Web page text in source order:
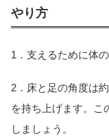
やり方
1．支えるために体
2．床と足の角度は
を持ち上げます。こ
しましょう。